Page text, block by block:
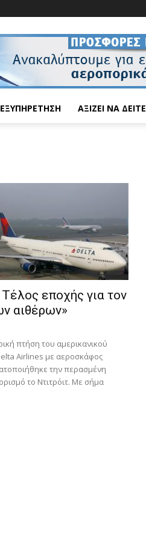
ΕΞΥΠΗΡΈΤΗΣΗ ΑΞΊΖΕΙ ΝΑ ΔΕΊΤΕ
εποχής για τον
αιθέρων»
πτήση του αμερικανικού
Airlines με αεροσκάφος
την περασμένη
το Ντιτρόιτ. Με σήμα